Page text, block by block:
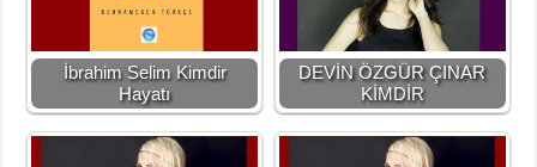
İbrahim Selim Kimdir
Hayatı
DEVİN ÖZGÜR ÇINAR
KİMDİR